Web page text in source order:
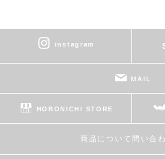
instagram
MAIL
HOBONICHI STORE
商品について問い合